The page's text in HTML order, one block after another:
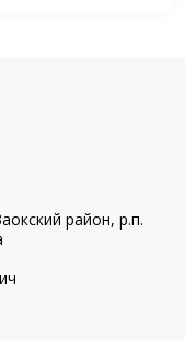
район, р.п.